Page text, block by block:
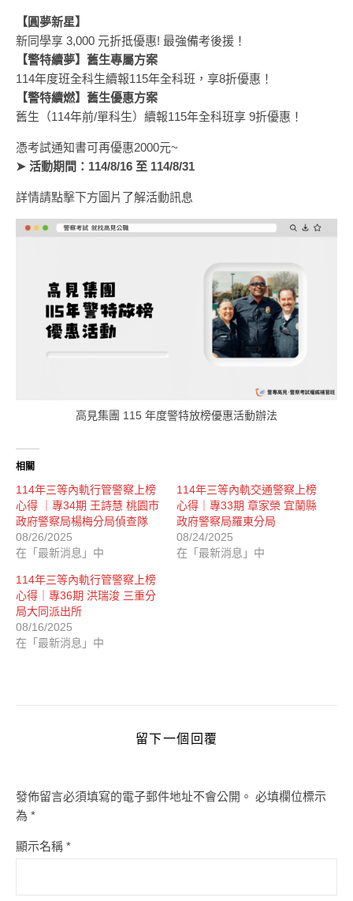
【圓夢新星】
新同學享 3,000 元折抵優惠! 最強備考後援！
【警特續夢】舊生專屬方案
114年度班全科生續報115年全科班，享8折優惠！
【警特續燃】舊生優惠方案
舊生（114年前/單科生）續報115年全科班享 9折優惠！
憑​考試通知書可再優惠2000元~
➤ 活動期間：114/8/16 至 114/8/31
詳情請點擊下方圖片了解活動訊息
高見集團 115 年度警特放榜優惠活動辦法
相關
114年三等內軌行管警察上榜
心得 ｜專34期 王詩慧 桃園市
政府警察局楊梅分局偵查隊
08/26/2025
在「最新消息」中
114年三等內軌交通警察上榜
心得｜專33期 章家榮 宜蘭縣
政府警察局羅東分局
08/24/2025
在「最新消息」中
114年三等內軌行管警察上榜
心得｜專36期 洪瑞浚 三重分
局大同派出所
08/16/2025
在「最新消息」中
留下一個回覆
發佈留言必須填寫的電子郵件地址不會公開。 必填欄位標示
為 *
顯示名稱 *